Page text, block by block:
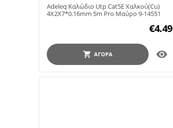
Adeleq Καλώδιο Utp Cat5E Χαλκού(Cu)
4X2X7*0.16mm 5m Pro Μαύρο 9-14551
€4.49
ΑΓΟΡΆ 